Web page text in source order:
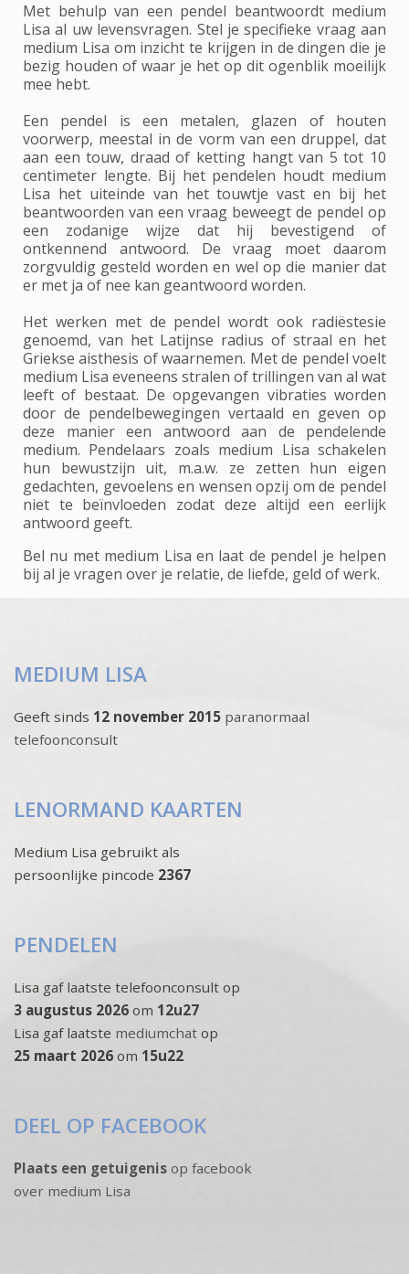
Met behulp van een pendel beantwoordt medium
Lisa al uw levensvragen. Stel je specifieke vraag aan
medium Lisa om inzicht te krijgen in de dingen die je
bezig houden of waar je het op dit ogenblik moeilijk
mee hebt.
Een pendel is een metalen, glazen of houten
voorwerp, meestal in de vorm van een druppel, dat
aan een touw, draad of ketting hangt van 5 tot 10
centimeter lengte. Bij het pendelen houdt medium
Lisa het uiteinde van het touwtje vast en bij het
beantwoorden van een vraag beweegt de pendel op
een zodanige wijze dat hij bevestigend of
ontkennend antwoord. De vraag moet daarom
zorgvuldig gesteld worden en wel op die manier dat
er met ja of nee kan geantwoord worden.
Het werken met de pendel wordt ook radiëstesie
genoemd, van het Latijnse radius of straal en het
Griekse aisthesis of waarnemen. Met de pendel voelt
medium Lisa eveneens stralen of trillingen van al wat
leeft of bestaat. De opgevangen vibraties worden
door de pendelbewegingen vertaald en geven op
deze manier een antwoord aan de pendelende
medium. Pendelaars zoals medium Lisa schakelen
hun bewustzijn uit, m.a.w. ze zetten hun eigen
gedachten, gevoelens en wensen opzij om de pendel
niet te beïnvloeden zodat deze altijd een eerlijk
antwoord geeft.
Bel nu met medium Lisa en laat de pendel je helpen
bij al je vragen over je relatie, de liefde, geld of werk.
MEDIUM LISA
Geeft sinds 12 november 2015 paranormaal
telefoonconsult
LENORMAND KAARTEN
Medium Lisa gebruikt als
persoonlijke pincode 2367
PENDELEN
Lisa gaf laatste telefoonconsult op
3 augustus 2026 om 12u27
Lisa gaf laatste mediumchat op
25 maart 2026 om 15u22
DEEL OP FACEBOOK
Plaats een getuigenis op facebook
over medium Lisa